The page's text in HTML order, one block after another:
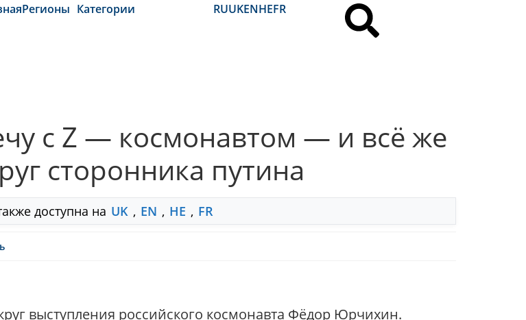
Регионы Категории RUUKENHEFR
с Z — космонавтом — и всё же
сторонника путина
доступна на UK , EN , HE , FR
выступления российского космонавта Фёдор Юрчихин.